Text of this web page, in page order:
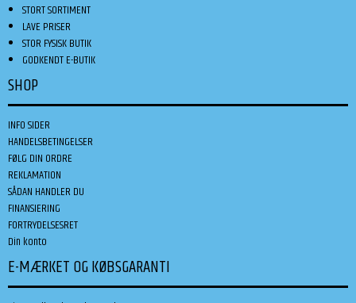
STORT SORTIMENT
LAVE PRISER
STOR FYSISK BUTIK
GODKENDT E-BUTIK
SHOP
INFO SIDER
HANDELSBETINGELSER
FØLG DIN ORDRE
REKLAMATION
SÅDAN HANDLER DU
FINANSIERING
FORTRYDELSESRET
Din konto
E-MÆRKET OG KØBSGARANTI